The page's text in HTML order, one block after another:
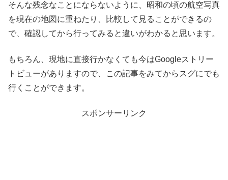
そんな残念なことにならないように、昭和の頃の航空写真
を現在の地図に重ねたり、比較して見ることができるの
で、確認してから行ってみると違いがわかると思います。
もちろん、現地に直接行かなくても今はGoogleストリー
トビューがありますので、この記事をみてからスグにでも
行くことができます。
スポンサーリンク